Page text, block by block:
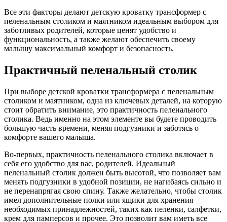
Все эти факторы делают детскую кроватку трансформер с
пеленальным столиком и маятником идеальным выбором для
заботливых родителей, которые ценят удобство и
функциональность, а также желают обеспечить своему
малышу максимальный комфорт и безопасность.
Практичный пеленальный столик
При выборе детской кроватки трансформера с пеленальным
столиком и маятником, одна из ключевых деталей, на которую
стоит обратить внимание, это практичность пеленального
столика. Ведь именно на этом элементе вы будете проводить
большую часть времени, меняя подгузники и заботясь о
комфорте вашего малыша.
Во-первых, практичность пеленального столика включает в
себя его удобство для вас, родителей. Идеальный
пеленальный столик должен быть высотой, что позволяет вам
менять подгузники в удобной позиции, не нагибаясь сильно и
не перенапрягая свою спину. Также желательно, чтобы столик
имел дополнительные полки или ящики для хранения
необходимых принадлежностей, таких как пеленки, салфетки,
крем для памперсов и прочее. Это позволит вам иметь все